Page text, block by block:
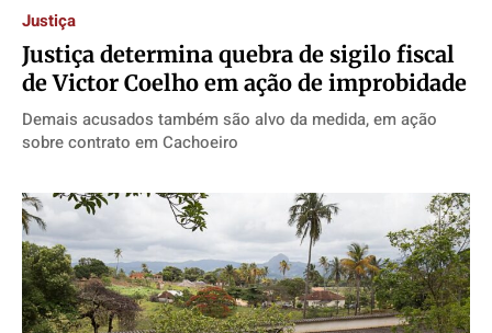
Justiça
Justiça determina quebra de sigilo fiscal
de Victor Coelho em ação de improbidade
Demais acusados também são alvo da medida, em ação
sobre contrato em Cachoeiro